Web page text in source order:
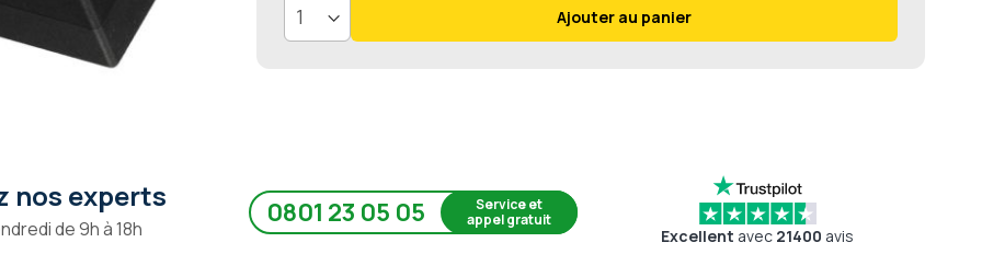
Ajouter au panier
nos experts
de 9h à 18h 0801 23 05 05
Service et
appel gratuit
Excellent avec 21400 avis